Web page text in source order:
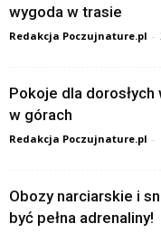
wygoda w trasie
Redakcja Poczujnature.pl -
Pokoje dla
w górach
Redakcja Poczujnature.pl -
Obozy narciarskie i
być pełna adrenaliny!